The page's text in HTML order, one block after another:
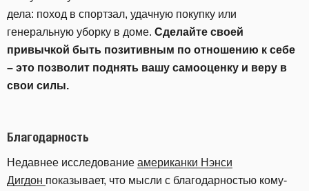
дела: поход в спортзал, удачную покупку или
генеральную уборку в доме. Сделайте своей
привычкой быть позитивным по отношению к себе
– это позволит поднять вашу самооценку и веру в
свои силы.
Благодарность
Недавнее исследование американки Нэнси
Дигдон показывает, что мысли с благодарностью кому-